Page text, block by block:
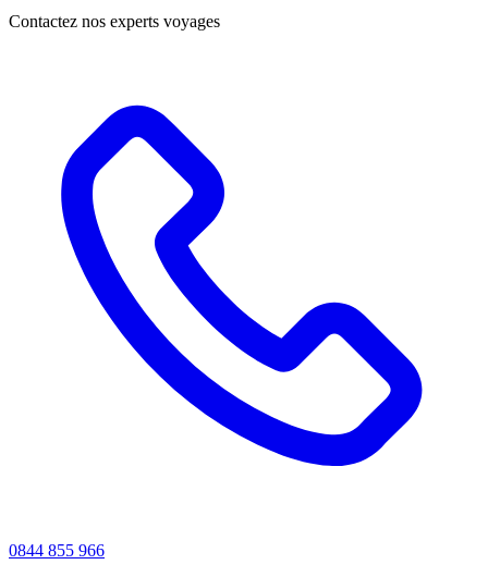
Contactez nos experts voyages
0844 855 966